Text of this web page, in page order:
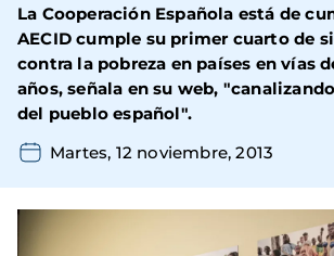
La Cooperación Española está de
AECID cumple su primer cuarto de
contra la pobreza en países en vías
años, señala en su web,
del pueblo español".
Martes, 12 noviembre, 2013